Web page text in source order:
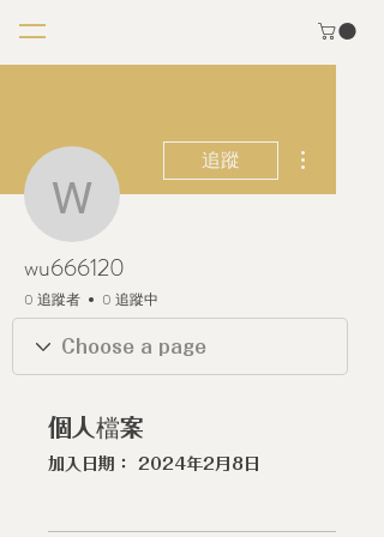
wu666120
追蹤
wu666120
0 追蹤者 0 追蹤中
個人檔案
加入日期： 2024年2月8日